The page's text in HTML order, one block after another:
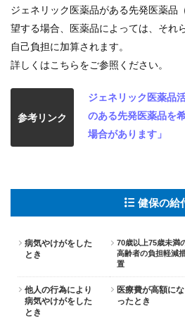
ジェネリック医薬品がある先発医薬品
望する場合、医薬品によっては、それ
自己負担に加算されます。
詳しくはこちらをご参照ください。
参考リンク
ジェネリック医薬品
のある先発医薬品を
場合があります」
健保の給
病気やけがをした
とき
70歳以上75歳未満
高齢者の負担軽減
置
他人の行為により
病気やけがをした
とき
医療費が高額にな
ったとき